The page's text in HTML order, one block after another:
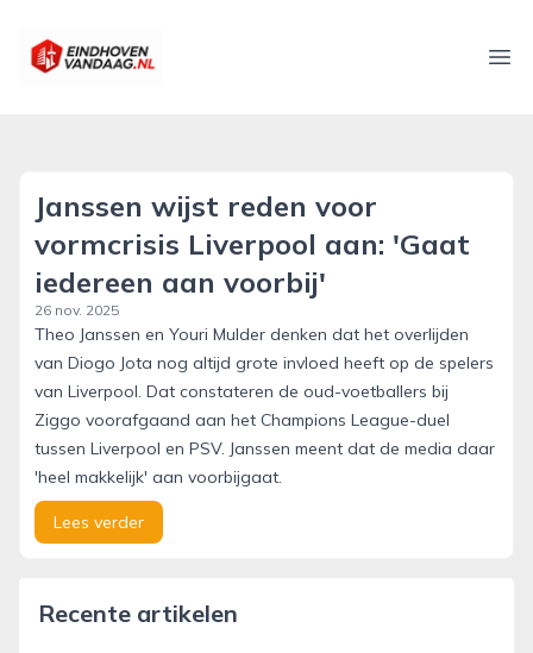
eindhovenvandaag.nl
Janssen wijst reden voor
vormcrisis Liverpool aan: 'Gaat
iedereen aan voorbij'
26 nov. 2025
Theo Janssen en Youri Mulder denken dat het overlijden
van Diogo Jota nog altijd grote invloed heeft op de spelers
van Liverpool. Dat constateren de oud-voetballers bij
Ziggo voorafgaand aan het Champions League-duel
tussen Liverpool en PSV. Janssen meent dat de media daar
'heel makkelijk' aan voorbijgaat.
Lees verder
Recente artikelen